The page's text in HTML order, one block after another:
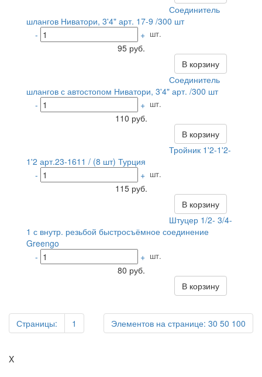
Соединитель
шлангов Ниватори, 3'4" арт. 17-9 /300 шт
-
+ шт.
95 руб.
В корзину
Соединитель
шлангов с автостопом Ниватори, 3'4" арт. /300 шт
-
+ шт.
110 руб.
В корзину
Тройник 1'2-1'2-
1'2 арт.23-1611 / (8 шт) Турция
-
+ шт.
115 руб.
В корзину
Штуцер 1/2- 3/4-
1 с внутр. резьбой быстросъёмное соединение
Greengo
-
+ шт.
80 руб.
В корзину
Элементов на странице: 30 50 100
Страницы: 1
X